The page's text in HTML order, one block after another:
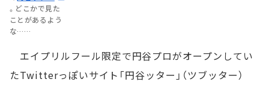
。どこかで見た
ことがあるよう
な……
エイプリルフール限定で円谷プロがオープンしてい
たTwitterっぽいサイト「円谷ッター」（ツブッター）